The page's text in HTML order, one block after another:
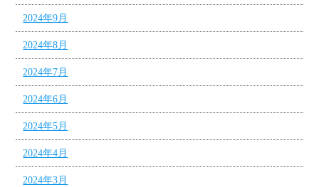
2024年9月
2024年8月
2024年7月
2024年6月
2024年5月
2024年4月
2024年3月